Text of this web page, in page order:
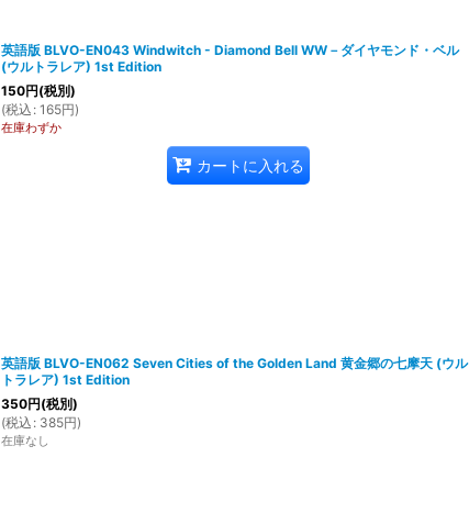
英語版 BLVO-EN043 Windwitch - Diamond Bell WW－ダイヤモンド・ベル
(ウルトラレア) 1st Edition
150円(税別)
(税込 : 165円)
在庫わずか
カートに入れる
英語版 BLVO-EN062 Seven Cities of the Golden Land 黄金郷の七摩天 (ウル
トラレア) 1st Edition
350円(税別)
(税込 : 385円)
在庫なし